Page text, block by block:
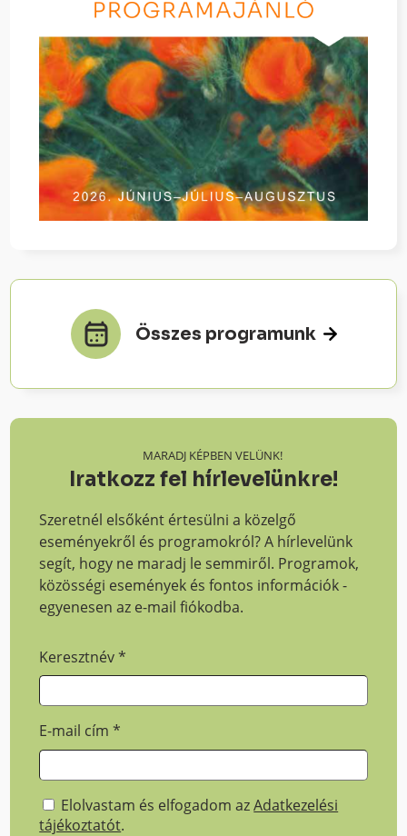
Összes programunk
MARADJ KÉPBEN VELÜNK!
Iratkozz fel hírlevelünkre!
Szeretnél elsőként értesülni a közelgő
eseményekről és programokról? A hírlevelünk
segít, hogy ne maradj le semmiről. Programok,
közösségi események és fontos információk -
egyenesen az e-mail fiókodba.
Keresztnév*
E-mail cím*
Elolvastam és elfogadom azAdatkezelési
tájékoztatót.